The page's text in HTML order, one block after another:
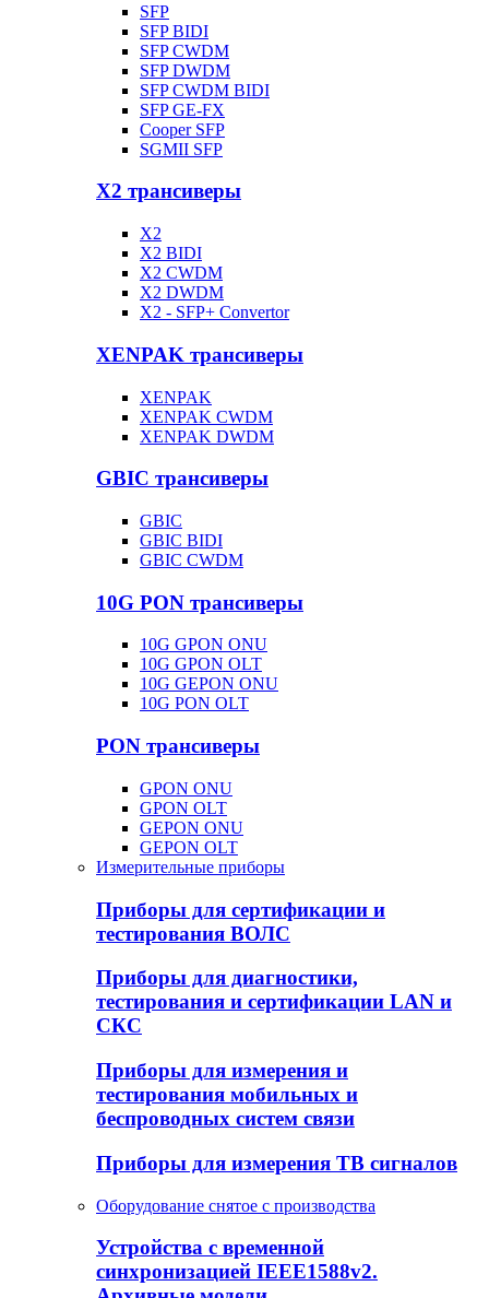
SFP
SFP BIDI
SFP CWDM
SFP DWDM
SFP CWDM BIDI
SFP GE-FX
Cooper SFP
SGMII SFP
X2 трансиверы
X2
X2 BIDI
X2 CWDM
X2 DWDM
X2 - SFP+ Convertor
XENPAK трансиверы
XENPAK
XENPAK CWDM
XENPAK DWDM
GBIC трансиверы
GBIC
GBIC BIDI
GBIC CWDM
10G PON трансиверы
10G GPON ONU
10G GPON OLT
10G GEPON ONU
10G PON OLT
PON трансиверы
GPON ONU
GPON OLT
GEPON ONU
GEPON OLT
Измерительные приборы
Приборы для сертификации и
тестирования ВОЛС
Приборы для диагностики,
тестирования и сертификации LAN и
СКС
Приборы для измерения и
тестирования мобильных и
беспроводных систем связи
Приборы для измерения ТВ сигналов
Оборудование снятое с производства
Устройства с временной
синхронизацией IEEE1588v2.